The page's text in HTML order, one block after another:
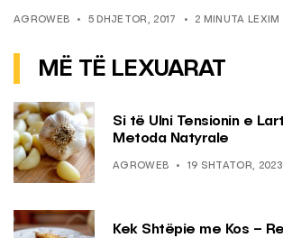
AGROWEB 5 DHJETOR, 2017 2 MINUTA LEXIM
MË TË LEXUARAT
Si të Ulni Tensionin e
Metoda Natyrale
AGROWEB 19 SHTATOR, 2023
Kek Shtëpie me Kos –